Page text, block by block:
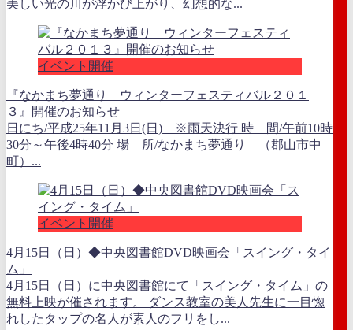
美しい光の川が浮かび上がり、幻想的な...
イベント開催
『なかまち夢通り ウィンターフェスティバル２０１
３』開催のお知らせ
日にち/平成25年11月3日(日) ※雨天決行 時 間/午前10時
30分～午後4時40分 場 所/なかまち夢通り （郡山市中
町）...
イベント開催
4月15日（日）◆中央図書館DVD映画会「スイング・タイ
ム」
4月15日（日）に中央図書館にて「スイング・タイム」の
無料上映が催されます。 ダンス教室の美人先生に一目惚
れしたタップの名人が素人のフリをし...